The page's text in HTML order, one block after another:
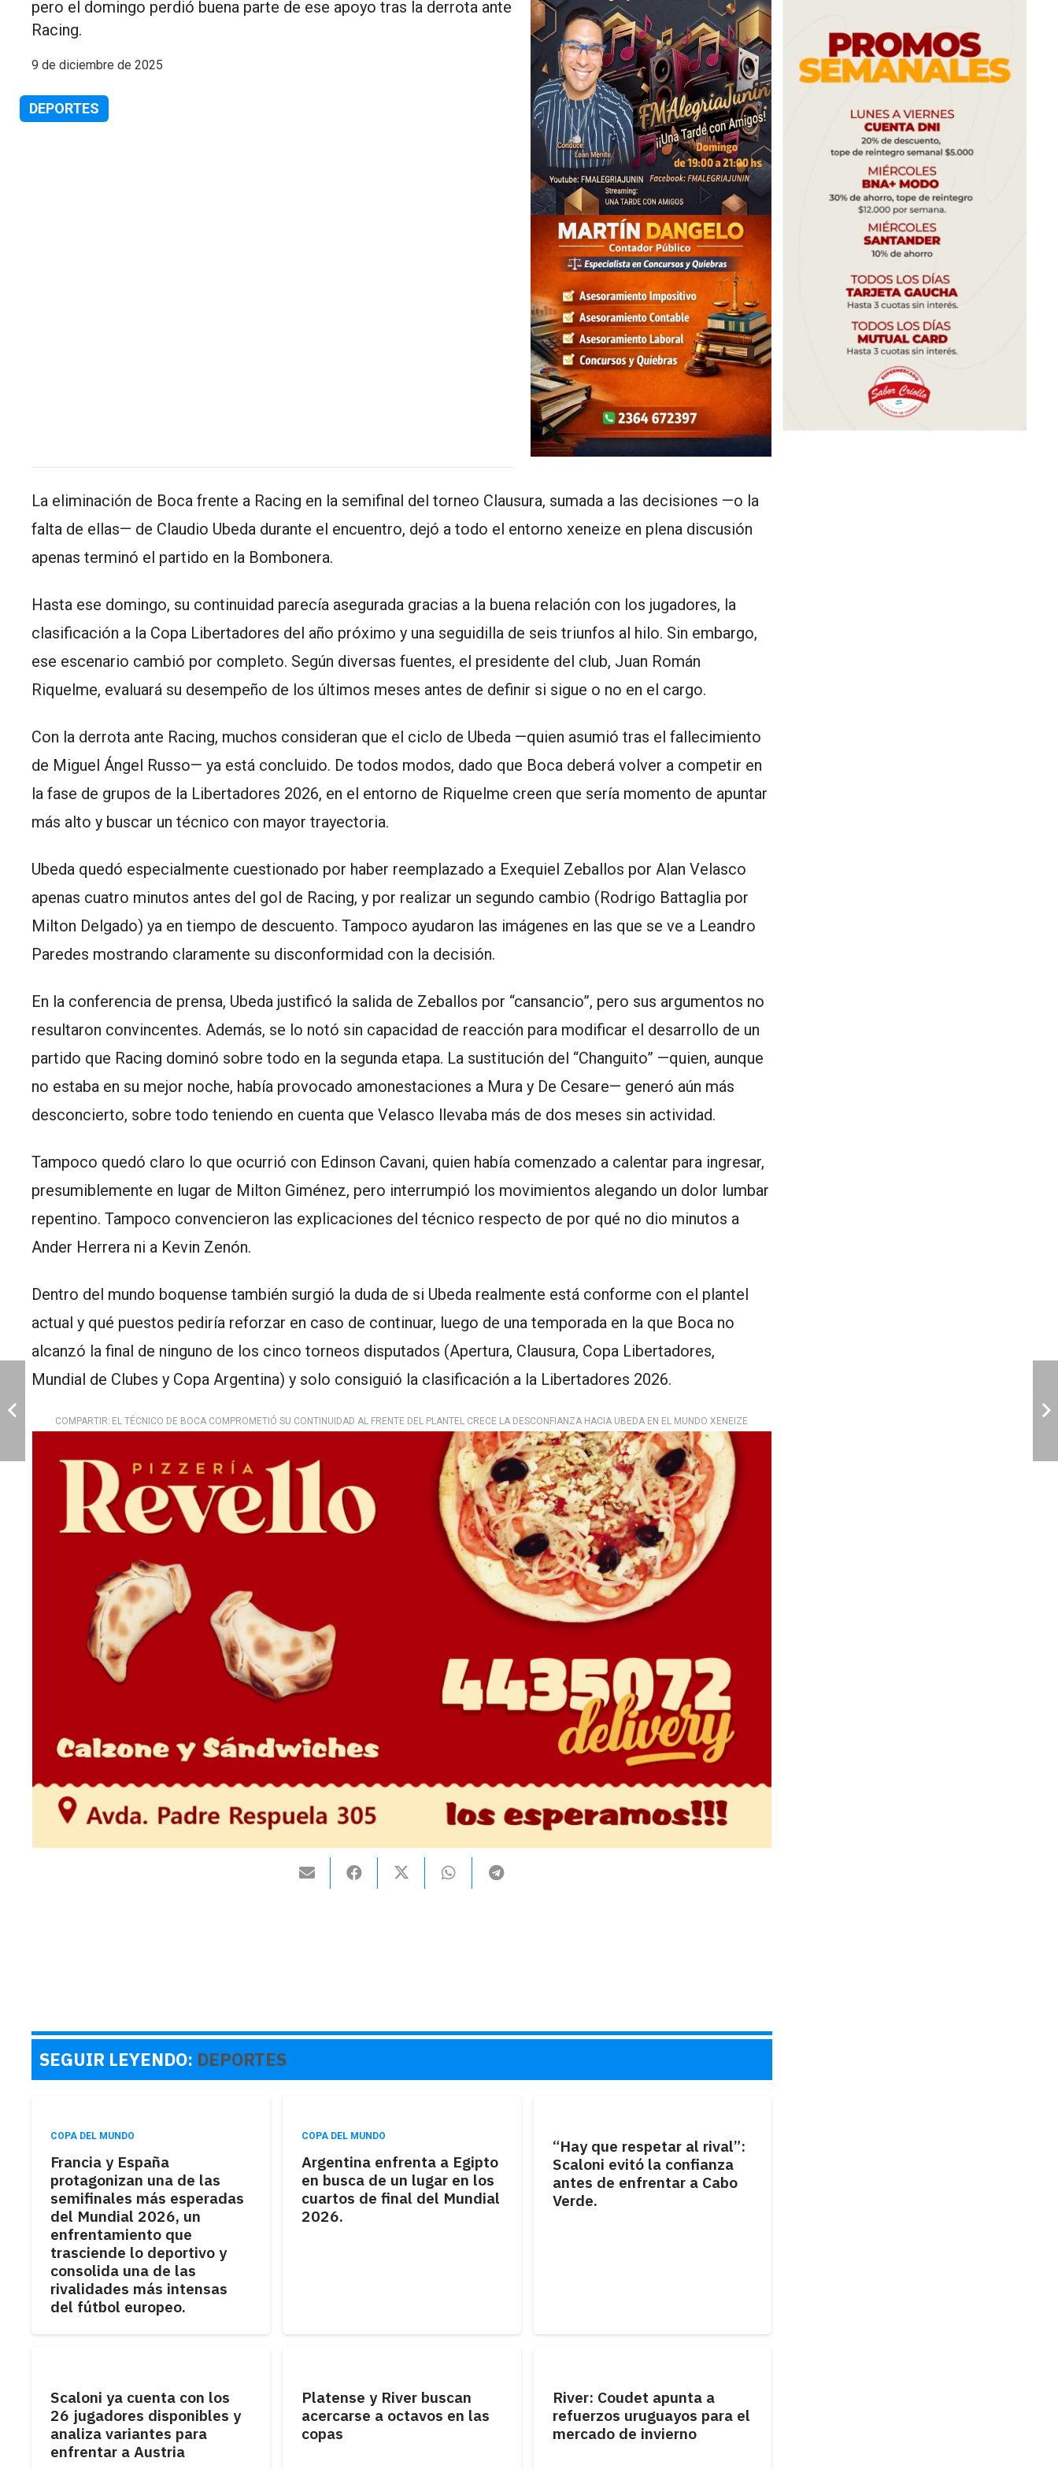
pero el domingo perdió buena parte de ese apoyo tras la derrota ante
Racing.
9 de diciembre de 2025
DEPORTES
La eliminación de Boca frente a Racing en la semifinal del torneo Clausura, sumada a las decisiones —o la
falta de ellas— de Claudio Ubeda durante el encuentro, dejó a todo el entorno xeneize en plena discusión
apenas terminó el partido en la Bombonera.
Hasta ese domingo, su continuidad parecía asegurada gracias a la buena relación con los jugadores, la
clasificación a la Copa Libertadores del año próximo y una seguidilla de seis triunfos al hilo. Sin embargo,
ese escenario cambió por completo. Según diversas fuentes, el presidente del club, Juan Román
Riquelme, evaluará su desempeño de los últimos meses antes de definir si sigue o no en el cargo.
Con la derrota ante Racing, muchos consideran que el ciclo de Ubeda —quien asumió tras el fallecimiento
de Miguel Ángel Russo— ya está concluido. De todos modos, dado que Boca deberá volver a competir en
la fase de grupos de la Libertadores 2026, en el entorno de Riquelme creen que sería momento de apuntar
más alto y buscar un técnico con mayor trayectoria.
Ubeda quedó especialmente cuestionado por haber reemplazado a Exequiel Zeballos por Alan Velasco
apenas cuatro minutos antes del gol de Racing, y por realizar un segundo cambio (Rodrigo Battaglia por
Milton Delgado) ya en tiempo de descuento. Tampoco ayudaron las imágenes en las que se ve a Leandro
Paredes mostrando claramente su disconformidad con la decisión.
En la conferencia de prensa, Ubeda justificó la salida de Zeballos por “cansancio”, pero sus argumentos no
resultaron convincentes. Además, se lo notó sin capacidad de reacción para modificar el desarrollo de un
partido que Racing dominó sobre todo en la segunda etapa. La sustitución del “Changuito” —quien, aunque
no estaba en su mejor noche, había provocado amonestaciones a Mura y De Cesare— generó aún más
desconcierto, sobre todo teniendo en cuenta que Velasco llevaba más de dos meses sin actividad.
Tampoco quedó claro lo que ocurrió con Edinson Cavani, quien había comenzado a calentar para ingresar,
presumiblemente en lugar de Milton Giménez, pero interrumpió los movimientos alegando un dolor lumbar
repentino. Tampoco convencieron las explicaciones del técnico respecto de por qué no dio minutos a
Ander Herrera ni a Kevin Zenón.
Dentro del mundo boquense también surgió la duda de si Ubeda realmente está conforme con el plantel
actual y qué puestos pediría reforzar en caso de continuar, luego de una temporada en la que Boca no
alcanzó la final de ninguno de los cinco torneos disputados (Apertura, Clausura, Copa Libertadores,
Mundial de Clubes y Copa Argentina) y solo consiguió la clasificación a la Libertadores 2026.
COMPARTIR: EL TÉCNICO DE BOCA COMPROMETIÓ SU CONTINUIDAD AL FRENTE DEL PLANTEL CRECE LA DESCONFIANZA HACIA UBEDA EN EL MUNDO XENEIZE
SEGUIR LEYENDO: DEPORTES
COPA DEL MUNDO
Francia y España
protagonizan una de las
semifinales más esperadas
del Mundial 2026, un
enfrentamiento que
trasciende lo deportivo y
consolida una de las
rivalidades más intensas
del fútbol europeo.
COPA DEL MUNDO
Argentina enfrenta a Egipto
en busca de un lugar en los
cuartos de final del Mundial
2026.
“Hay que respetar al rival”:
Scaloni evitó la confianza
antes de enfrentar a Cabo
Verde.
Scaloni ya cuenta con los
26 jugadores disponibles y
analiza variantes para
enfrentar a Austria
Platense y River buscan
acercarse a octavos en las
copas
River: Coudet apunta a
refuerzos uruguayos para el
mercado de invierno